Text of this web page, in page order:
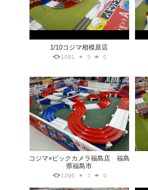
1/10コジマ相模原店
1081 5 0
コジマ×ビックカメラ福島店 福島
県福島市
1296 7 0